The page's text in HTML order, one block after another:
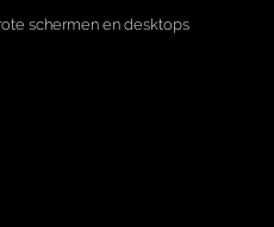
schermen en desktops